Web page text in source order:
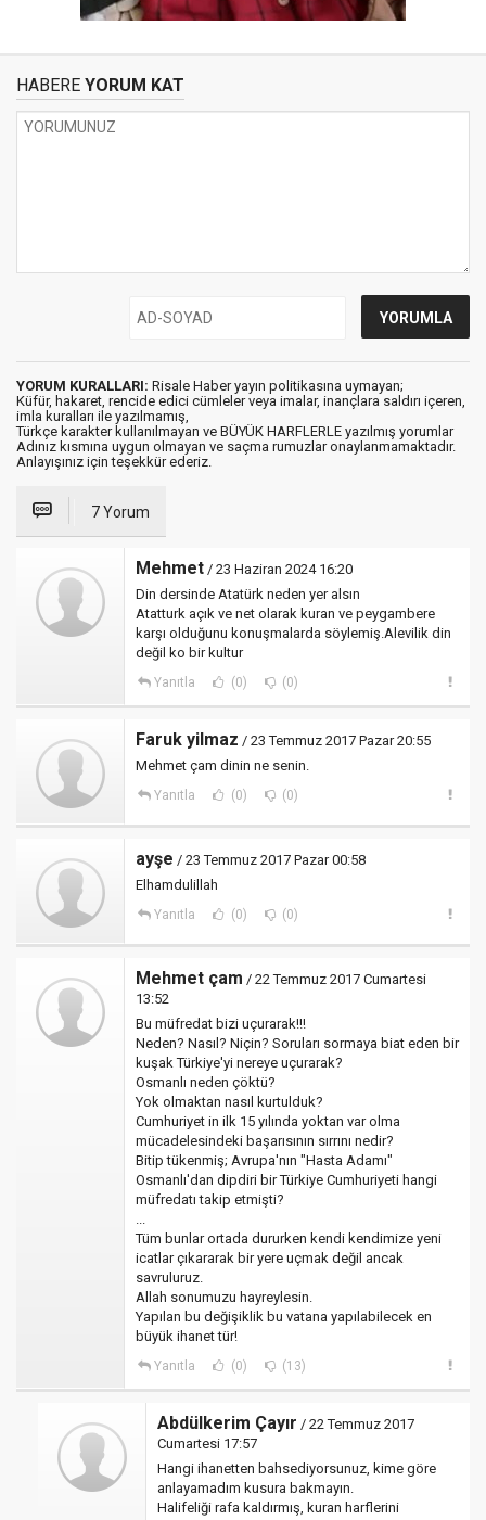
HABERE YORUM KAT
YORUM KURALLARI: Risale Haber yayın politikasına uymayan;
Küfür, hakaret, rencide edici cümleler veya imalar, inançlara saldırı içeren,
imla kuralları ile yazılmamış,
Türkçe karakter kullanılmayan ve BÜYÜK HARFLERLE yazılmış yorumlar
Adınız kısmına uygun olmayan ve saçma rumuzlar onaylanmamaktadır.
Anlayışınız için teşekkür ederiz.
7 Yorum
Mehmet / 23 Haziran 2024 16:20
Din dersinde Atatürk neden yer alsın
Atatturk açık ve net olarak kuran ve peygambere
karşı olduğunu konuşmalarda söylemiş.Alevilik din
değil ko bir kultur
Yanıtla (0) (0)
Faruk yilmaz / 23 Temmuz 2017 Pazar 20:55
Mehmet çam dinin ne senin.
Yanıtla (0) (0)
ayşe / 23 Temmuz 2017 Pazar 00:58
Elhamdulillah
Yanıtla (0) (0)
Mehmet çam / 22 Temmuz 2017 Cumartesi
13:52
Bu müfredat bizi uçurarak!!!
Neden? Nasıl? Niçin? Soruları sormaya biat eden bir
kuşak Türkiye'yi nereye uçurarak?
Osmanlı neden çöktü?
Yok olmaktan nasıl kurtulduk?
Cumhuriyet in ilk 15 yılında yoktan var olma
mücadelesindeki başarısının sırrını nedir?
Bitip tükenmiş; Avrupa'nın "Hasta Adamı"
Osmanlı'dan dipdiri bir Türkiye Cumhuriyeti hangi
müfredatı takip etmişti?
...
Tüm bunlar ortada dururken kendi kendimize yeni
icatlar çıkararak bir yere uçmak değil ancak
savruluruz.
Allah sonumuzu hayreylesin.
Yapılan bu değişiklik bu vatana yapılabilecek en
büyük ihanet tür!
Yanıtla (0) (13)
Abdülkerim Çayır / 22 Temmuz 2017
Cumartesi 17:57
Hangi ihanetten bahsediyorsunuz, kime göre
anlayamadım kusura bakmayın.
Halifeliği rafa kaldırmış, kuran harflerini